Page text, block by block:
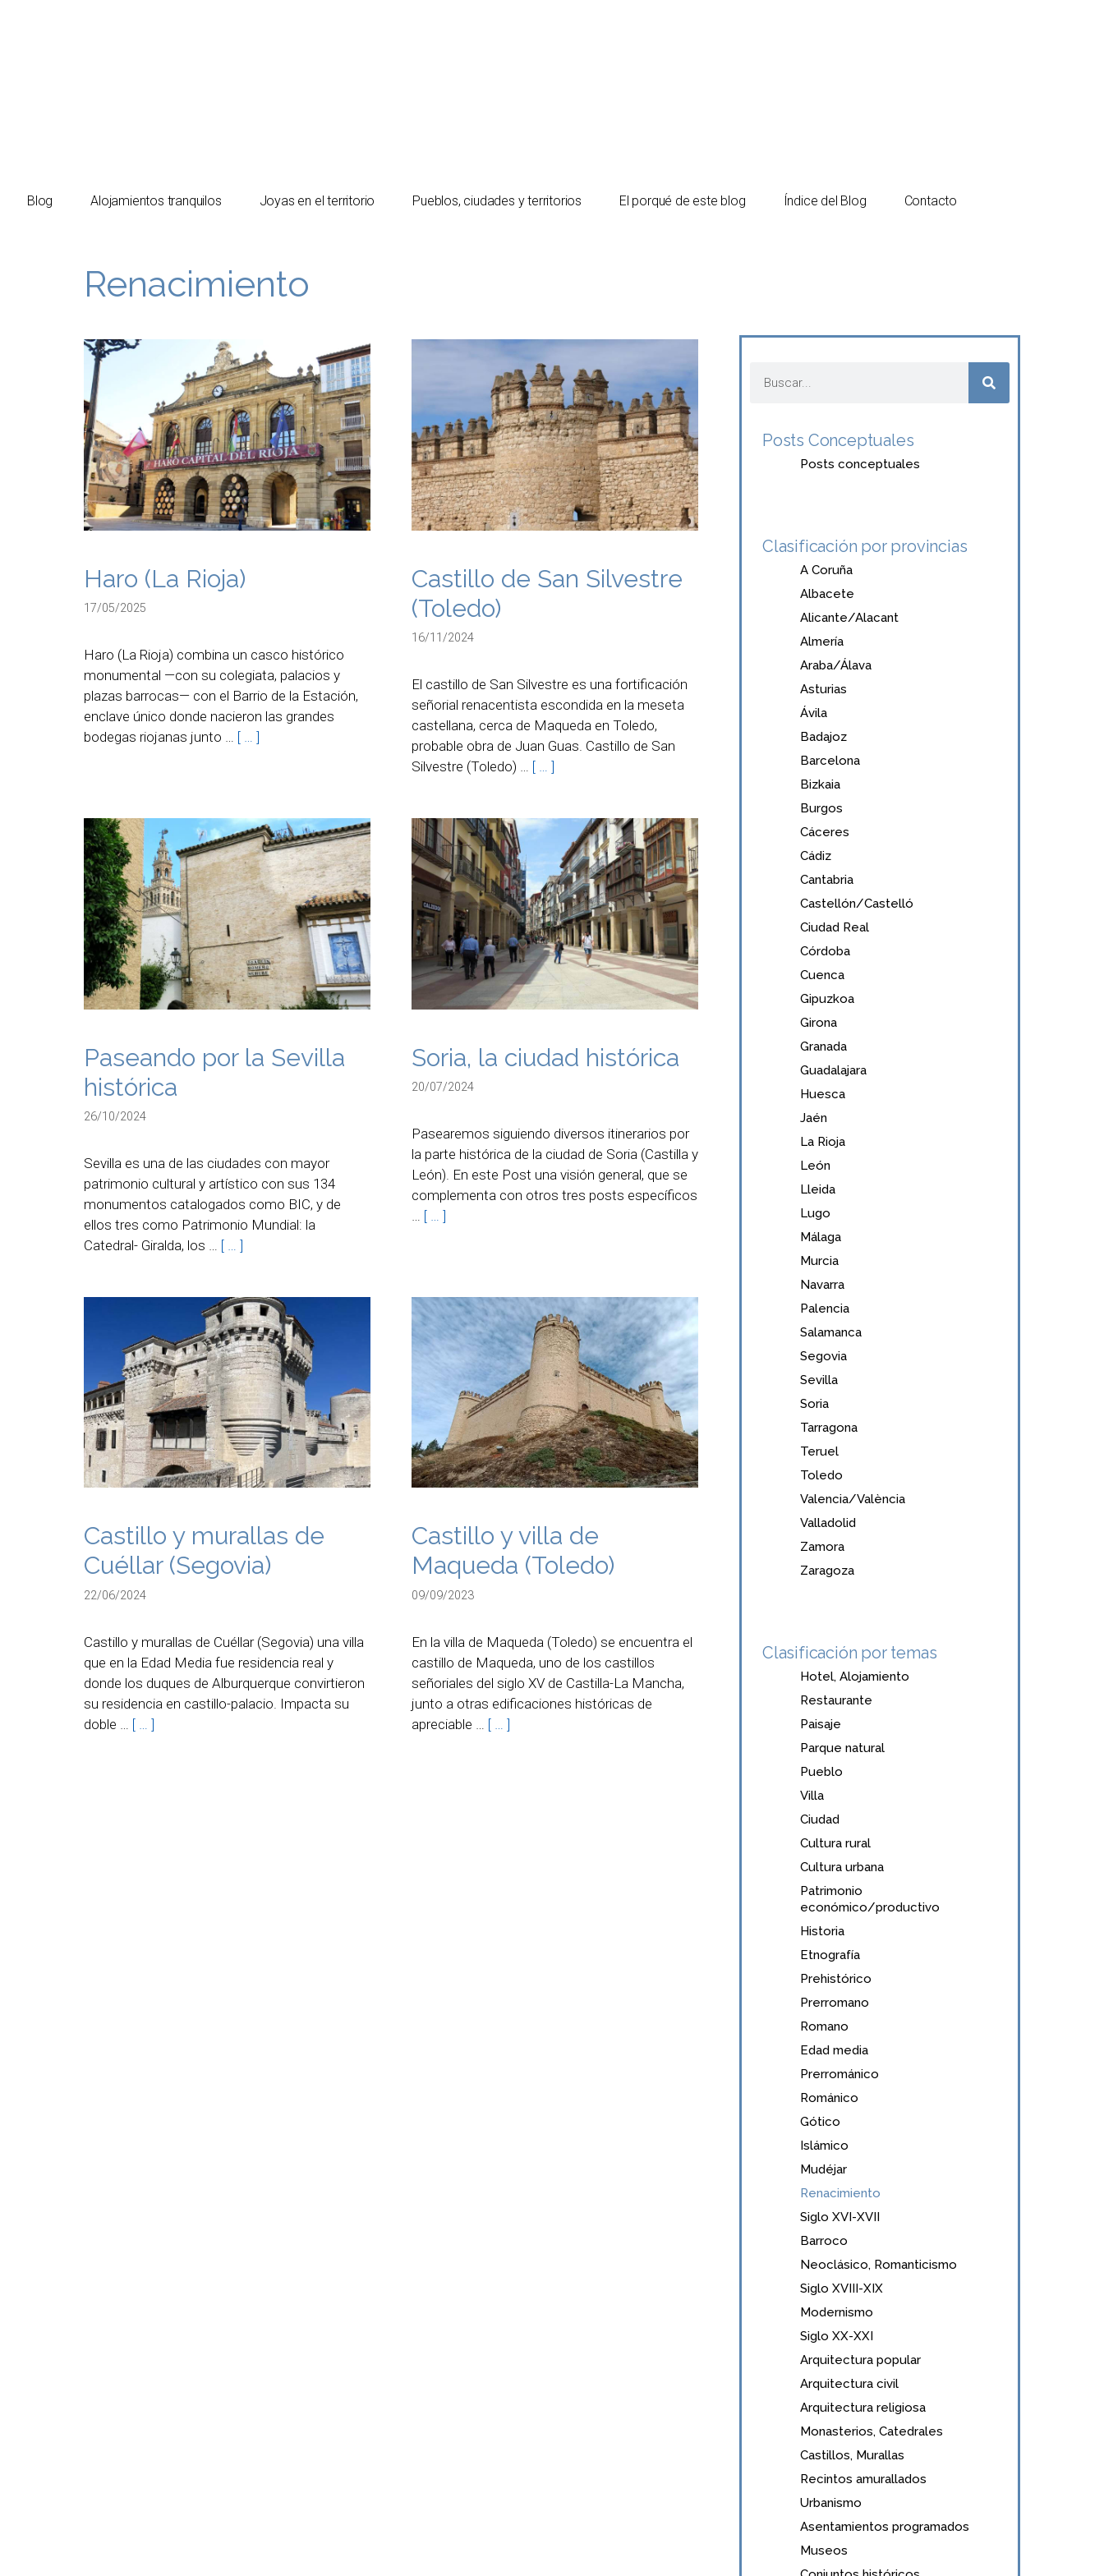
Blog Alojamientos tranquilos Joyas en el territorio Pueblos, ciudades y territorios El porqué de este blog Índice del Blog Contacto
Renacimiento
Haro (La Rioja)
17/05/2025
Haro (La Rioja) combina un casco histórico
monumental —con su colegiata, palacios y
plazas barrocas— con el Barrio de la Estación,
enclave único donde nacieron las grandes
bodegas riojanas junto … [ … ]
Castillo de San Silvestre
(Toledo)
16/11/2024
El castillo de San Silvestre es una fortificación
señorial renacentista escondida en la meseta
castellana, cerca de Maqueda en Toledo,
probable obra de Juan Guas. Castillo de San
Silvestre (Toledo) … [ … ]
Paseando por la Sevilla
histórica
26/10/2024
Sevilla es una de las ciudades con mayor
patrimonio cultural y artístico con sus 134
monumentos catalogados como BIC, y de
ellos tres como Patrimonio Mundial: la
Catedral- Giralda, los … [ … ]
Soria, la ciudad histórica
20/07/2024
Pasearemos siguiendo diversos itinerarios por
la parte histórica de la ciudad de Soria (Castilla y
León). En este Post una visión general, que se
complementa con otros tres posts específicos
[ … ]
Castillo y murallas de
Cuéllar (Segovia)
22/06/2024
Castillo y murallas de Cuéllar (Segovia) una villa
que en la Edad Media fue residencia real y
donde los duques de Alburquerque convirtieron
su residencia en castillo-palacio. Impacta su
doble … [ … ]
Castillo y villa de
Maqueda (Toledo)
09/09/2023
En la villa de Maqueda (Toledo) se encuentra el
castillo de Maqueda, uno de los castillos
señoriales del siglo XV de Castilla-La Mancha,
junto a otras edificaciones históricas de
apreciable … [ … ]
Posts Conceptuales
Posts conceptuales
Clasificación por provincias
A Coruña
Albacete
Alicante/Alacant
Almería
Araba/Álava
Asturias
Ávila
Badajoz
Barcelona
Bizkaia
Burgos
Cáceres
Cádiz
Cantabria
Castellón/Castelló
Ciudad Real
Córdoba
Cuenca
Gipuzkoa
Girona
Granada
Guadalajara
Huesca
Jaén
La Rioja
León
Lleida
Lugo
Málaga
Murcia
Navarra
Palencia
Salamanca
Segovia
Sevilla
Soria
Tarragona
Teruel
Toledo
Valencia/València
Valladolid
Zamora
Zaragoza
Clasificación por temas
Hotel, Alojamiento
Restaurante
Paisaje
Parque natural
Pueblo
Villa
Ciudad
Cultura rural
Cultura urbana
Patrimonio
económico/productivo
Historia
Etnografía
Prehistórico
Prerromano
Romano
Edad media
Prerrománico
Románico
Gótico
Islámico
Mudéjar
Renacimiento
Siglo XVI-XVII
Barroco
Neoclásico, Romanticismo
Siglo XVIII-XIX
Modernismo
Siglo XX-XXI
Arquitectura popular
Arquitectura civil
Arquitectura religiosa
Monasterios, Catedrales
Castillos, Murallas
Recintos amurallados
Urbanismo
Asentamientos programados
Museos